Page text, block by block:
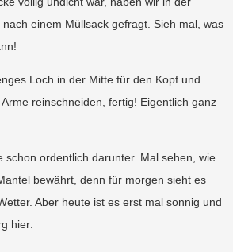
einem Müllsack gefragt. Sieh mal, was
Loch in der Mitte für den Kopf und
reinschneiden, fertig! Eigentlich ganz
schon ordentlich darunter. Mal sehen, wie
bewährt, denn für morgen sieht es
Aber heute ist es erst mal sonnig und
hier: